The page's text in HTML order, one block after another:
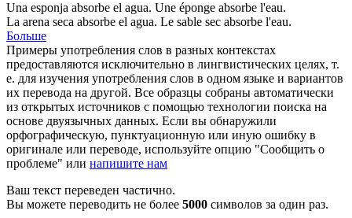
Una esponja absorbe el agua. Une éponge absorbe l'eau.
La arena seca absorbe el agua. Le sable sec absorbe l'eau.
Больше
Примеры употребления слов в разных контекстах
предоставляются исключительно в лингвистических целях, т.
е. для изучения употребления слов в одном языке и вариантов
их перевода на другой. Все образцы собраны автоматически
из открытых источников с помощью технологии поиска на
основе двуязычных данных. Если вы обнаружили
орфографическую, пунктуационную или иную ошибку в
оригинале или переводе, используйте опцию "Сообщить о
проблеме" или напишите нам
Ваш текст переведен частично.
Вы можете переводить не более 5000 символов за один раз.